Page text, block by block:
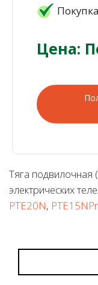
Цена:
Тяга подвилочная
электрических
PTE20N,